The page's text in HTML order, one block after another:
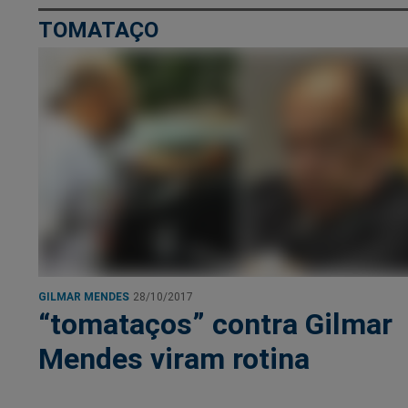
TOMATAÇO
GILMAR MENDES 28/10/2017
“tomataços” contra Gilmar
Mendes viram rotina